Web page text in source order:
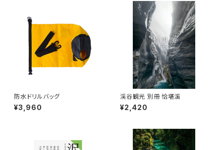
防水ドリルバッグ
¥3,960
渓谷観光 別冊 恰堪溪
¥2,420